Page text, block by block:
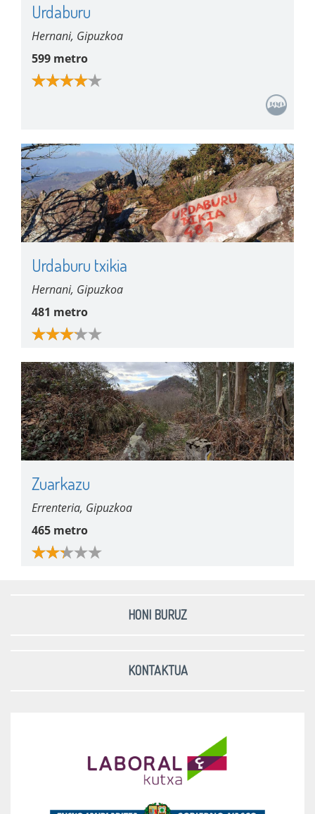
Urdaburu
Hernani, Gipuzkoa
599 metro
Urdaburu txikia
Hernani, Gipuzkoa
481 metro
Zuarkazu
Errenteria, Gipuzkoa
465 metro
HONI BURUZ
KONTAKTUA